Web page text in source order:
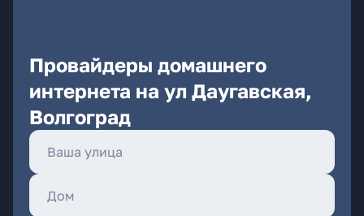
Провайдеры домашнего
интернета на ул Даугавская,
Волгоград